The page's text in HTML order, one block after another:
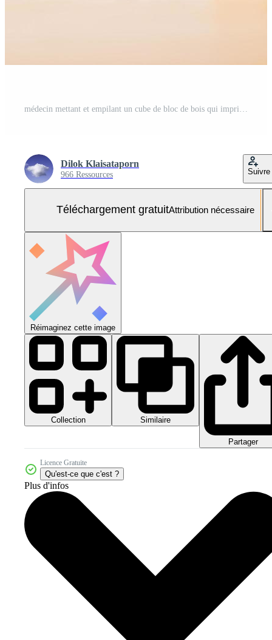
Dilok Klaisataporn
966 Ressources Suivre
Téléchargement gratuitAttribution nécessaire
Réimaginez cette image
Collection Similaire
Partager
Licence Gratuite
Qu'est-ce que c'est ?
Plus d'infos